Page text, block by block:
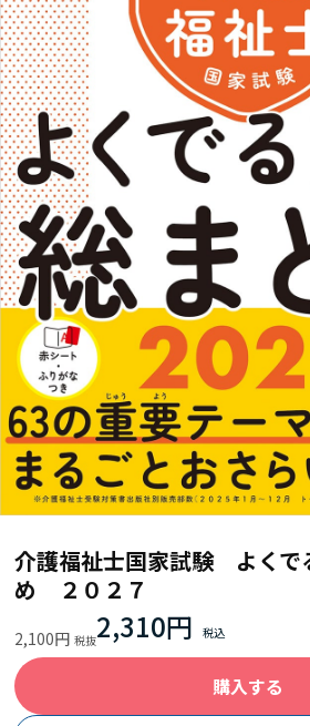
介護福祉士国家試験 よく
め ２０２７
2,100円 2,310円
購入する